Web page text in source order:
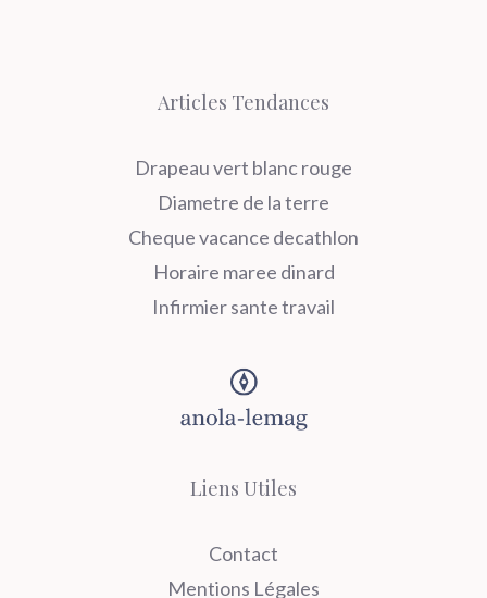
Articles Tendances
Drapeau vert blanc rouge
Diametre de la terre
Cheque vacance decathlon
Horaire maree dinard
Infirmier sante travail
Liens Utiles
Contact
Mentions Légales